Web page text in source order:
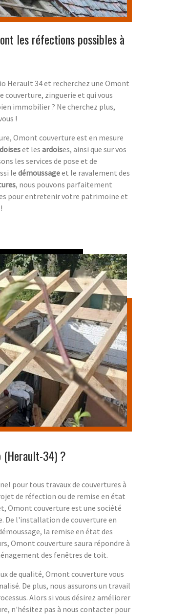
les réfections possibles à
Herault 34 et recherchez une Omont
couverture, zinguerie et qui vous
immobilier ? Ne cherchez plus,
!
Omont couverture est en mesure
et les ardoises, ainsi que sur vos
les services de pose et de
le démoussageet le ravalement des
, nous pouvons parfaitement
pour entretenir votre patrimoine et
(Herault-34) ?
pour tous travaux de couvertures à
de réfection ou de remise en état
Omont couverture est une société
De l'installation de couverture en
la remise en état des
Omont couverture saura répondre à
des fenêtres de toit.
de qualité, Omont couverture vous
De plus, nous assurons un travail
Alors si vous désirez améliorer
n'hésitez pas à nous contacter pour